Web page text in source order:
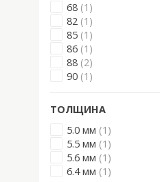
68 (1)
82 (1)
85 (1)
86 (1)
88 (2)
90 (1)
ТОЛЩИНА
5.0 мм (1)
5.5 мм (1)
5.6 мм (1)
6.4 мм (1)